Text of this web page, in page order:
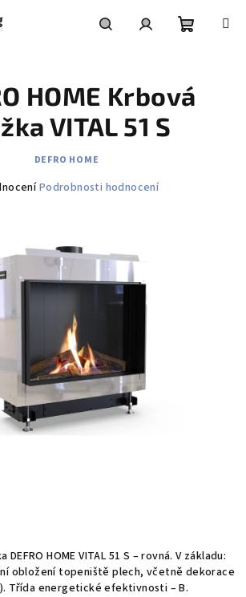
košík
HOME VITAL 51 S – rovná. V základu:
obložení topeniště plech, včetně dekorace
Třída energetické efektivnosti – B.
HOME Krbová
VITAL 51 S
DEFRO HOME
Podrobnosti hodnocení